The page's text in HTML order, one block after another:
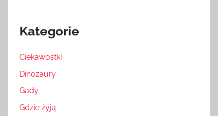
Kategorie
Ciekawostki
Dinozaury
Gady
Gdzie żyją